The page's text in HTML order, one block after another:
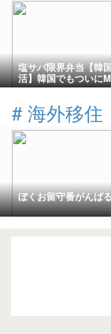
塩サバ限界弁当【韓
活】韓国でもついに
味料サイズ
# 海外移住
ぼくお留守番がんば